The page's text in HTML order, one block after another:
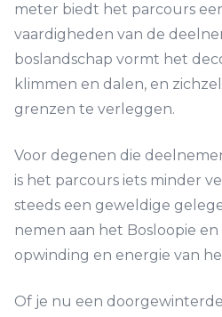
meter biedt het parcours
vaardigheden van de
boslandschap vormt het
klimmen en dalen, en
grenzen te verleggen.
Voor degenen die
is het parcours iets minder
steeds een geweldige
nemen aan het Bosloopie
opwinding en energie van
Of je nu een